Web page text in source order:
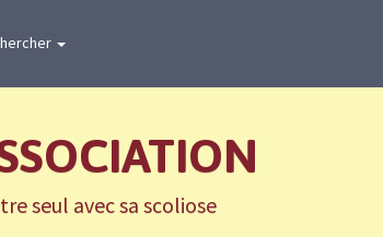
seul avec sa scoliose